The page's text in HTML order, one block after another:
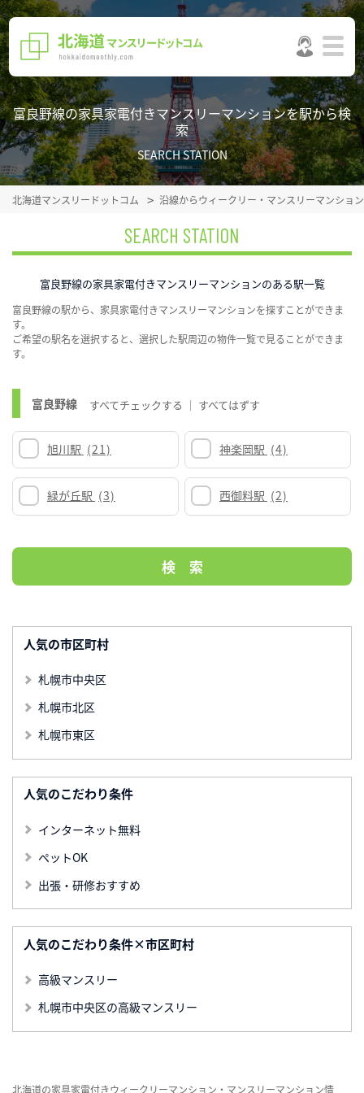
富良野線の家具家電付きマンスリーマンションを駅から検
索
SEARCH STATION
北海道マンスリードットコム 沿線からウィークリー・マンスリーマンショ
SEARCH STATION
富良野線の家具家電付きマンスリーマンションのある駅一覧
富良野線の駅から、家具家電付きマンスリーマンションを探すことができま
す。
ご希望の駅名を選択すると、選択した駅周辺の物件一覧で見ることができま
す。
富良野線 すべてチェックする すべてはずす
旭川駅 (21) 神楽岡駅 (4)
緑が丘駅 (3) 西御料駅 (2)
人気の市区町村
札幌市中央区
札幌市北区
札幌市東区
人気のこだわり条件
インターネット無料
ペットOK
出張・研修おすすめ
人気のこだわり条件×市区町村
高級マンスリー
札幌市中央区の高級マンスリー
北海道の家具家電付きウィークリーマンション・マンスリーマンション情